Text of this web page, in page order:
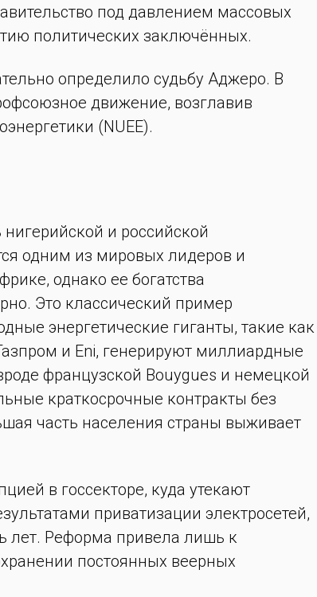
под давлением массовых
политических заключённых.
определило судьбу Аджеро. В
движение, возглавив
(NUEE).
и российской
одним из мировых лидеров и
однако ее богатства
Это классический пример
энергетические гиганты, такие как
и Eni, генерируют миллиардные
французской Bouygues и немецкой
краткосрочные контракты без
часть населения страны выживает
в госсекторе, куда утекают
приватизации электросетей,
лет. Реформа привела лишь к
постоянных веерных